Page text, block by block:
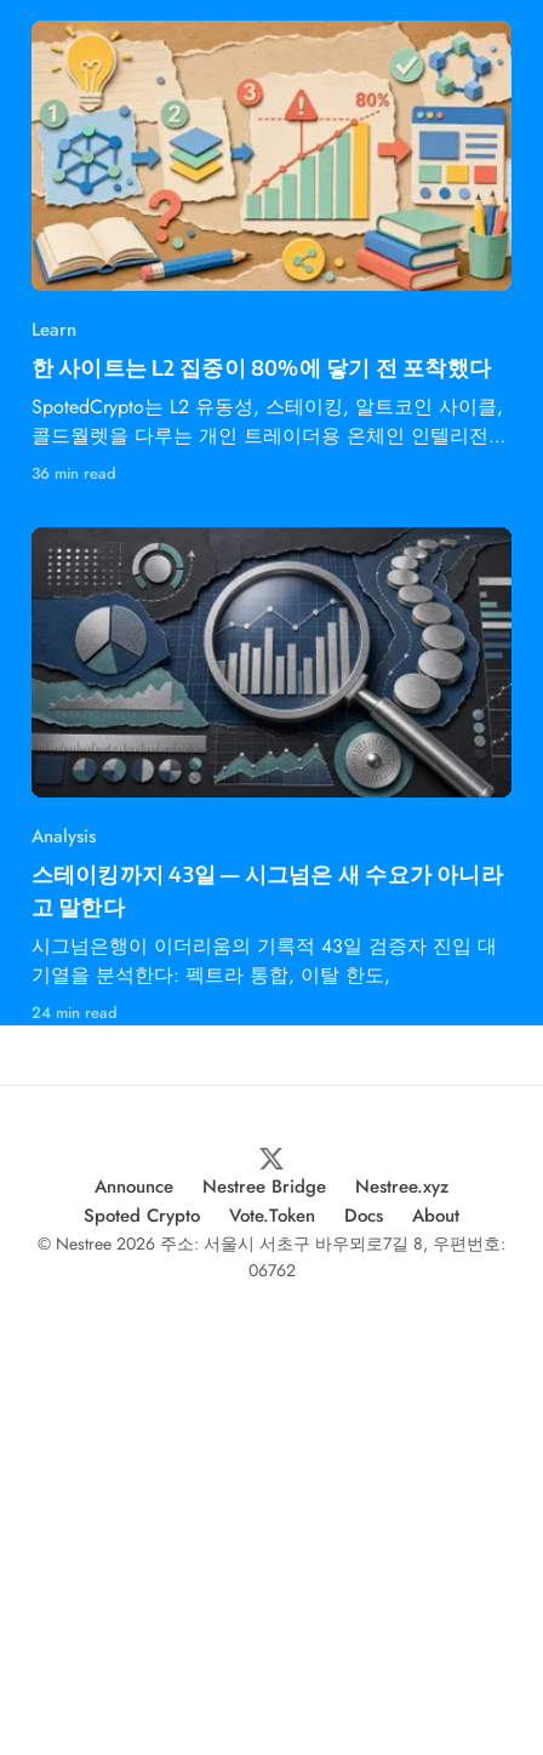
Learn
한 사이트는 L2 집중이 80%에 닿기 전 포착했다
SpotedCrypto는 L2 유동성, 스테이킹, 알트코인 사이클,
콜드월렛을 다루는 개인 트레이더용 온체인 인텔리전스
다.
36 min read
Analysis
스테이킹까지 43일 — 시그넘은 새 수요가 아니라
고 말한다
시그넘은행이 이더리움의 기록적 43일 검증자 진입 대
기열을 분석한다: 펙트라 통합, 이탈 한도,
24 min read
Announce Nestree Bridge
Nestree.xyz
Spoted Crypto
Vote.Token Docs About
© Nestree 2026 주소: 서울시 서초구 바우뫼로7길 8, 우편번호:
06762